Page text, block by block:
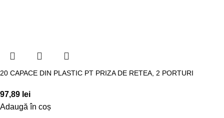
20 CAPACE DIN PLASTIC PT PRIZA DE RETEA, 2 PORTURI
97,89 lei
Adaugă în coș